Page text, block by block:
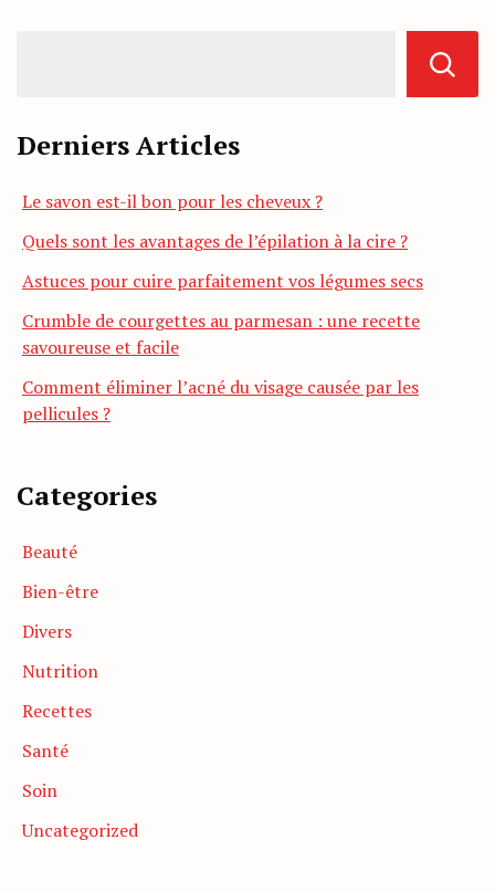
Derniers Articles
Le savon est-il bon pour les cheveux ?
Quels sont les avantages de l’épilation à la cire ?
Astuces pour cuire parfaitement vos légumes secs
Crumble de courgettes au parmesan : une recette
savoureuse et facile
Comment éliminer l’acné du visage causée par les
pellicules ?
Categories
Beauté
Bien-être
Divers
Nutrition
Recettes
Santé
Soin
Uncategorized